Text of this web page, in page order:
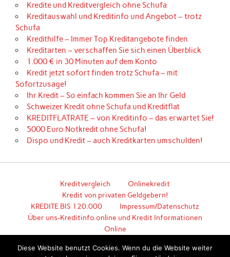
Kredite und Kreditvergleich ohne Schufa
Kreditauswahl und Kreditinfo und Angebot – trotz
Schufa
Kredithilfe – Immer Top Kreditangebote finden
Kreditarten – verschaffen Sie sich einen Überblick
1.000 € in 30 Minuten auf dem Konto
Kredit jetzt sofort finden trotz Schufa – mit
Sofortzusage!
Ihr Kredit – So einfach kommen Sie an Ihr Geld
Schweizer Kredit ohne Schufa und Kreditflat
KREDITFLATRATE – von Kreditinfo – das erwartet Sie!
5000 Euro Notkredit ohne Schufa!
Dispo und Kredit – auch Kreditkarten umschulden!
Kreditvergleich
Onlinekredit
Kredit von privaten Geldgebern!
KREDITE BIS 120.000
Impressum/Datenschutz
Über uns-Kreditinfo.online und Kredit Informationen
Online
Diese Website benutzt Cookies. Wenn du die Website weiter